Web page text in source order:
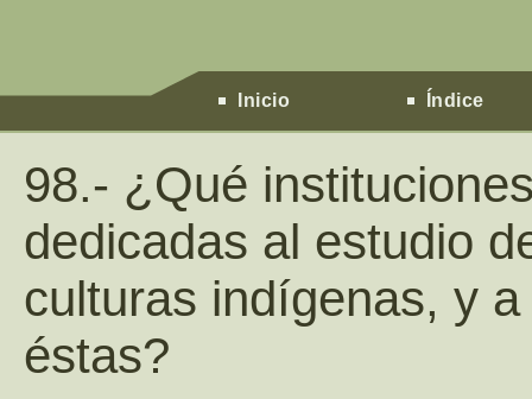
Inicio Índice
98.- ¿Qué
dedicadas al estudio
culturas indígenas, y
éstas?